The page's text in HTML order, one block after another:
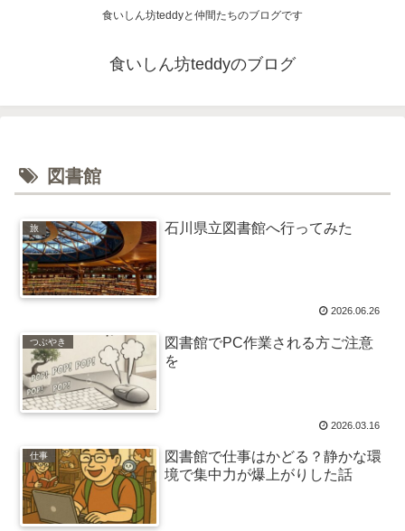
食いしん坊teddyと仲間たちのブログです
食いしん坊teddyのブログ
図書館
旅 石川県立図書館へ行ってみた
2026.06.26
つぶやき
図書館でPC作業される方ご注意
を
2026.03.16
仕事
図書館で仕事はかどる？静かな環
境で集中力が爆上がりした話